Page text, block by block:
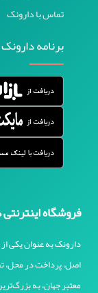
تماس با دارونک
برنامه دارونک
فروشگاه
دارونک به عنوان یکی
اصل، پرداخت در محل،
معتبر جهان، به